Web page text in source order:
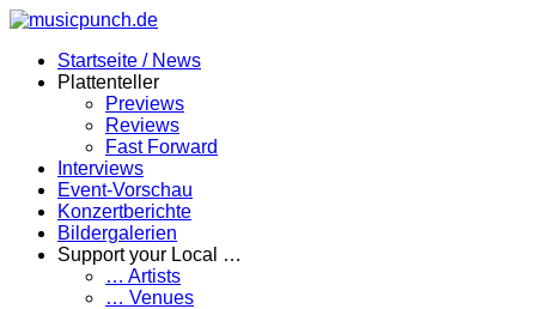
Zum
springenStartseite / News
Plattenteller
Previews
Reviews
Fast Forward
Interviews
Event-Vorschau
Konzertberichte
Bildergalerien
Support your Local …
… Artists
… Venues